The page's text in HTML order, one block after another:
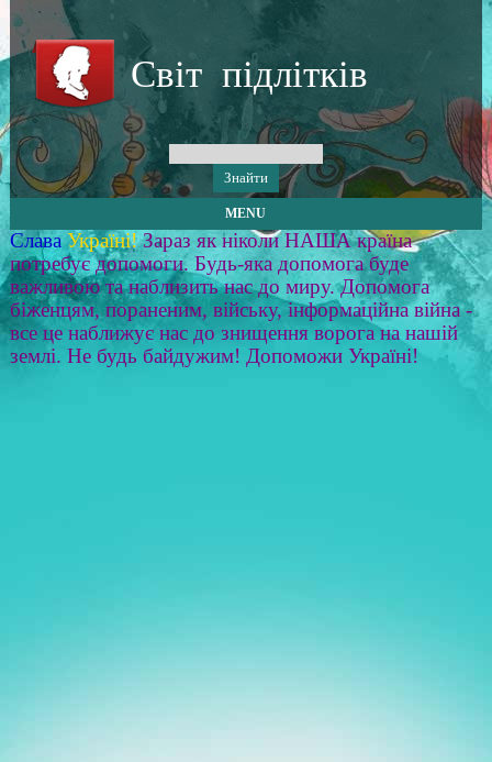
Світ підлітків
MENU
Слава Україні! Зараз як ніколи НАША країна
потребує допомоги. Будь-яка допомога буде
важливою та наблизить нас до миру. Допомога
біженцям, пораненим, війську, інформаційна війна -
все це наближує нас до знищення ворога на нашій
землі. Не будь байдужим! Допоможи Україні!